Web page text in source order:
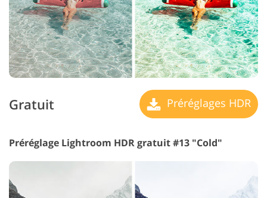
Gratuit Préréglages HDR
Préréglage Lightroom HDR gratuit #13 "Cold"